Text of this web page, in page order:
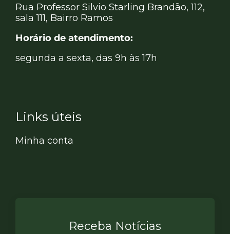
Rua Professor Silvio Starling Brandão, 112,
sala 111, Bairro Ramos
Horário de atendimento:
segunda a sexta, das 9h às 17h
Links úteis
Minha conta
Receba Notícias